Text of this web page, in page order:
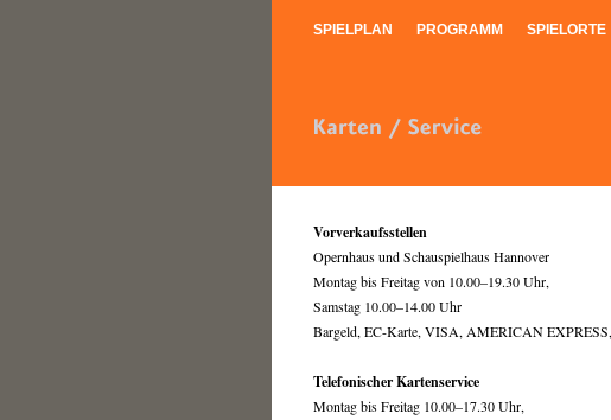
SPIELPLAN PROGRAMM SPIELORTE
Vorverkaufsstellen
Opernhaus und Schauspielhaus Hannover
Montag bis Freitag von 10.00–19.30 Uhr,
Samstag 10.00–14.00 Uhr
Bargeld, EC-Karte, VISA, AMERICAN
Telefonischer Kartenservice
Montag bis Freitag 10.00–17.30 Uhr,